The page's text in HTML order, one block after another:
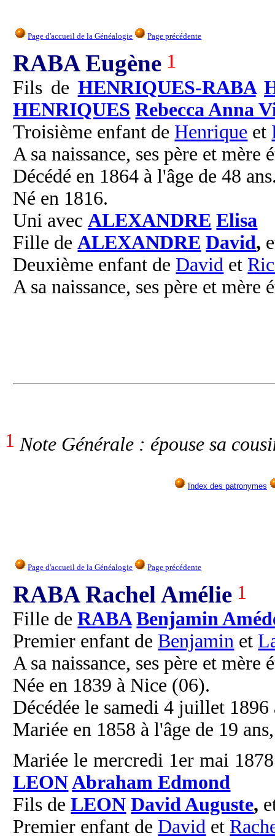
Page d'accueil de la Généalogie Page précédente
RABA Eugène 1
Fils de HENRIQUES-RABA
HENRIQUES Rebecca Anna
Troisième enfant de Henrique et
A sa naissance, ses père et mère
Décédé en 1864 à l'âge de 48
Né en 1816.
Uni avecALEXANDRE Elisa
Fille deALEXANDRE David,
Deuxième enfant de David et
A sa naissance, ses père et mère
1 Note Générale : épouse sa
Index des patronymes
Page d'accueil de la Généalogie Page précédente
RABA Rachel Amélie 1
Fille deRABA Benjamin
Premier enfant de Benjamin et
A sa naissance, ses père et mère
Née en 1839 à Nice (06).
Décédée le samedi 4 juillet
Mariée en 1858 à l'âge de 19
Mariée le mercredi 1er mai
LEONAbraham Edmond
Fils deLEON David Auguste,
Premier enfant de David et